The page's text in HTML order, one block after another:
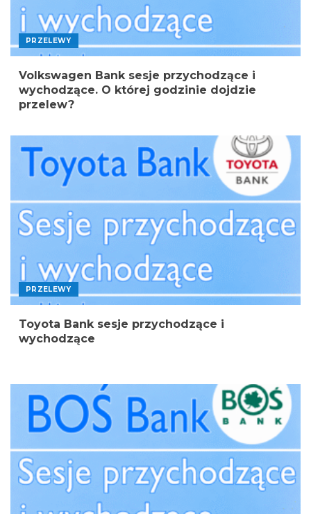
PRZELEWY
Volkswagen Bank sesje przychodzące i
wychodzące. O której godzinie dojdzie
przelew?
PRZELEWY
Toyota Bank sesje przychodzące i
wychodzące